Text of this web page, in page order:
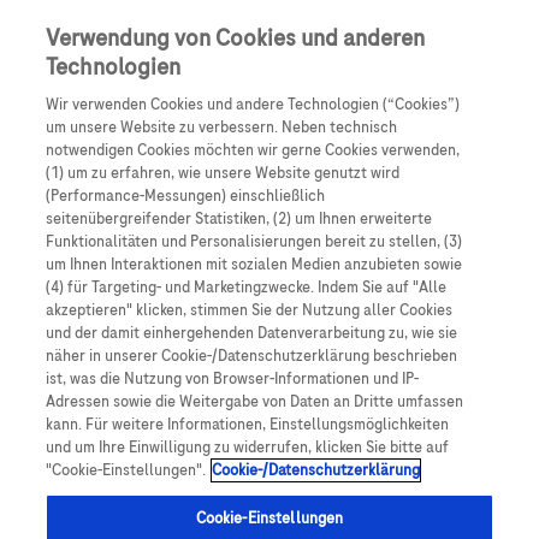
Skip navigation
Pfadnavigation
Startseite
Ihre Registrierung ist fast
abgeschlossen
Sie haben ein neuesAccu-Chek.de Nutzerkonto
angelegt? Und sich eventuell auch für die
Accu-ChekNews angemeldet?
Sie erhalten in den nächsten Minuten eine E-Mail
von uns. Um Ihre Registrierung abzuschließen,
klicken Sie bitte auf den Link in dieser E-Mail. Mit
diesem Klick bestätigen Sie, dass Sie die
Registrierung selbst angestoßen haben und
Verwendung von Cookies und anderen
Technologien
Wir verwenden Cookies und andere Technologien (“Cookies”)
um unsere Website zu verbessern. Neben technisch
notwendigen Cookies möchten wir gerne Cookies verwenden,
(1) um zu erfahren, wie unsere Website genutzt wird
(Performance-Messungen) einschließlich
seitenübergreifender Statistiken, (2) um Ihnen erweiterte
Funktionalitäten und Personalisierungen bereit zu stellen, (3)
um Ihnen Interaktionen mit sozialen Medien anzubieten sowie
(4) für Targeting- und Marketingzwecke. Indem Sie auf "Alle
akzeptieren" klicken, stimmen Sie der Nutzung aller Cookies
und der damit einhergehenden Datenverarbeitung zu, wie sie
näher in unserer Cookie-/Datenschutzerklärung beschrieben
ist, was die Nutzung von Browser-Informationen und IP-
Adressen sowie die Weitergabe von Daten an Dritte umfassen
kann. Für weitere Informationen, Einstellungsmöglichkeiten
und um Ihre Einwilligung zu widerrufen, klicken Sie bitte auf
"Cookie-Einstellungen". Cookie-/Datenschutzerklärung
Cookie-Einstellungen